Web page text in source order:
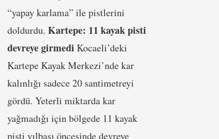
“yapay karlama” ile pistlerini
doldurdu. Kartepe: 11 kayak pisti
devreye girmedi Kocaeli’deki
Kartepe Kayak Merkezi’nde kar
kalınlığı sadece 20 santimetreyi
gördü. Yeterli miktarda kar
yağmadığı için bölgede 11 kayak
pisti yılbaşı öncesinde devreye